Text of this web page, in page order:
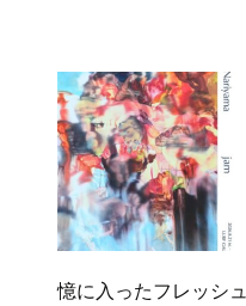
憶に入ったフレッシ